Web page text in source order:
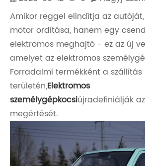
Amikor reggel elindítja az
motor ordítása, hanem egy
elektromos meghajtó - ez az új
amelyet az elektromos
Forradalmi termékként a szállítás
területén,Elektromos
személygépkocsiújradefiniálják
megértését.